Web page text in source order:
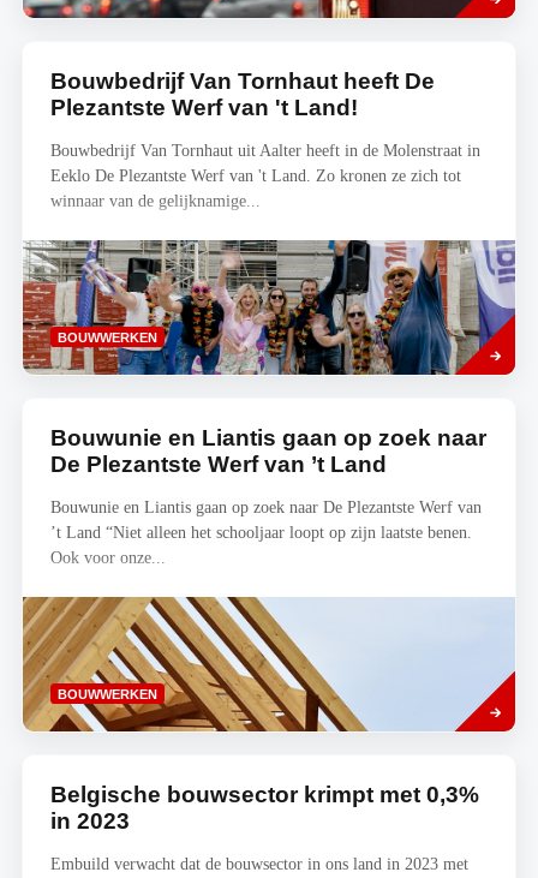
Bouwbedrijf Van Tornhaut heeft De
Plezantste Werf van 't Land!
Bouwbedrijf Van Tornhaut uit Aalter heeft in de Molenstraat in
Eeklo De Plezantste Werf van 't Land. Zo kronen ze zich tot
winnaar van de gelijknamige...
BOUWWERKEN
Lees
meer
Bouwunie en Liantis gaan op zoek naar
De Plezantste Werf van ’t Land
Bouwunie en Liantis gaan op zoek naar De Plezantste Werf van
’t Land “Niet alleen het schooljaar loopt op zijn laatste benen.
Ook voor onze...
BOUWWERKEN
meer
Belgische bouwsector krimpt met 0,3%
in 2023
Embuild verwacht dat de bouwsector in ons land in 2023 met